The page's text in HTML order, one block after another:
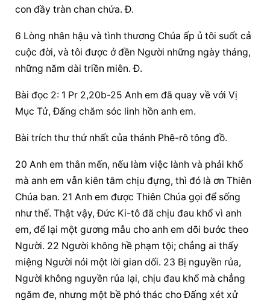
con đầy tràn chan chứa. Đ.
6 Lòng nhân hậu và tình thương Chúa ấp ủ tôi suốt cả
cuộc đời, và tôi được ở đền Người những ngày tháng,
những năm dài triền miên. Đ.
Bài đọc 2: 1 Pr 2,20b-25 Anh em đã quay về với Vị
Mục Tử, Ðấng chăm sóc linh hồn anh em.
Bài trích thư thứ nhất của thánh Phê-rô tông đồ.
20 Anh em thân mến, nếu làm việc lành và phải khổ
mà anh em vẫn kiên tâm chịu đựng, thì đó là ơn Thiên
Chúa ban. 21 Anh em được Thiên Chúa gọi để sống
như thế. Thật vậy, Đức Ki-tô đã chịu đau khổ vì anh
em, để lại một gương mẫu cho anh em dõi bước theo
Người. 22 Người không hề phạm tội; chẳng ai thấy
miệng Người nói một lời gian dối. 23 Bị nguyền rủa,
Người không nguyền rủa lại, chịu đau khổ mà chẳng
ngăm đe, nhưng một bề phó thác cho Đấng xét xử